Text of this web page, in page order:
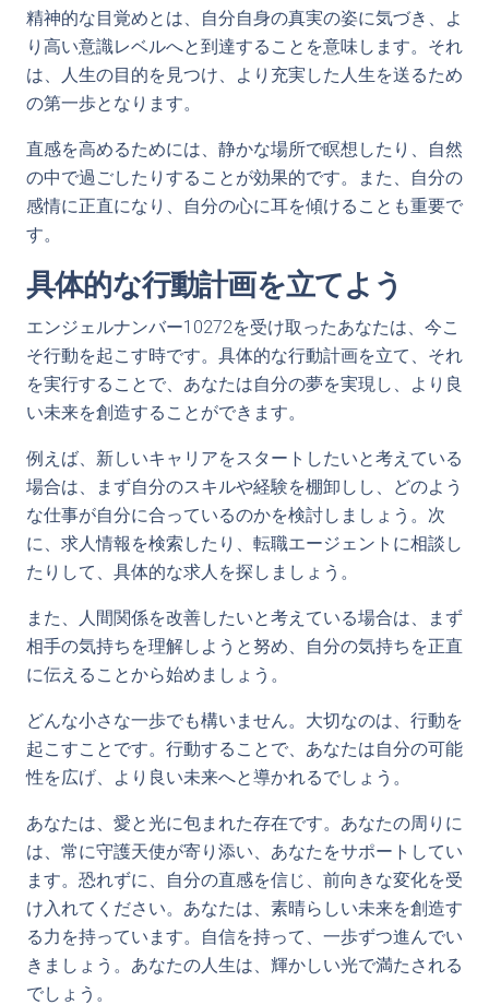
精神的な目覚めとは、自分自身の真実の姿に気づき、よ
り高い意識レベルへと到達することを意味します。それ
は、人生の目的を見つけ、より充実した人生を送るため
の第一歩となります。
直感を高めるためには、静かな場所で瞑想したり、自然
の中で過ごしたりすることが効果的です。また、自分の
感情に正直になり、自分の心に耳を傾けることも重要で
す。
具体的な行動計画を立てよう
エンジェルナンバー10272を受け取ったあなたは、今こ
そ行動を起こす時です。具体的な行動計画を立て、それ
を実行することで、あなたは自分の夢を実現し、より良
い未来を創造することができます。
例えば、新しいキャリアをスタートしたいと考えている
場合は、まず自分のスキルや経験を棚卸しし、どのよう
な仕事が自分に合っているのかを検討しましょう。次
に、求人情報を検索したり、転職エージェントに相談し
たりして、具体的な求人を探しましょう。
また、人間関係を改善したいと考えている場合は、まず
相手の気持ちを理解しようと努め、自分の気持ちを正直
に伝えることから始めましょう。
どんな小さな一歩でも構いません。大切なのは、行動を
起こすことです。行動することで、あなたは自分の可能
性を広げ、より良い未来へと導かれるでしょう。
あなたは、愛と光に包まれた存在です。あなたの周りに
は、常に守護天使が寄り添い、あなたをサポートしてい
ます。恐れずに、自分の直感を信じ、前向きな変化を受
け入れてください。あなたは、素晴らしい未来を創造す
る力を持っています。自信を持って、一歩ずつ進んでい
きましょう。あなたの人生は、輝かしい光で満たされる
でしょう。